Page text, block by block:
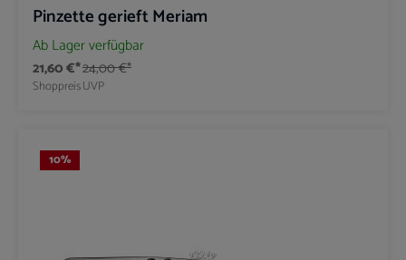
Pinzette gerieft Meriam
Ab Lager verfügbar
21,60 €*
Shoppreis
24,00 €*
UVP
10%